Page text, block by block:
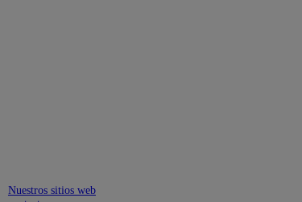
Nuestros sitios web